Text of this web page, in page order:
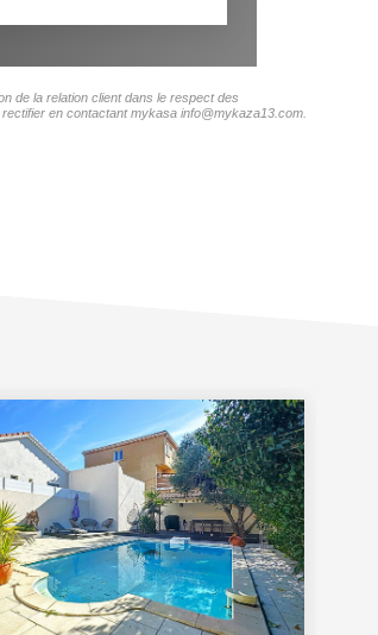
de la relation client dans le respect des
en contactant mykasa info@mykaza13.com.